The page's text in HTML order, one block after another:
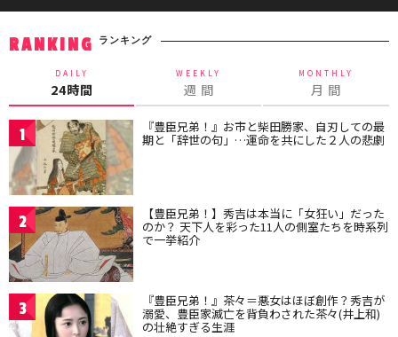
RANKING ランキング
DAILY
24時間
WEEKLY
週 間
MONTHLY
月 間
1 『豊臣兄弟！』お市と柴田勝家、自刃しての最
期と「辞世の句」…運命を共にした２人の悲劇
2 【豊臣兄弟！】秀吉は本当に「女狂い」だった
のか？ 天下人を彩った11人の側室たちを時系列
で一挙紹介
3 『豊臣兄弟！』茶々＝悪女はほぼ創作？秀吉が
溺愛、豊臣家滅亡を背負わされた茶々(井上和)
の壮絶すぎる生涯